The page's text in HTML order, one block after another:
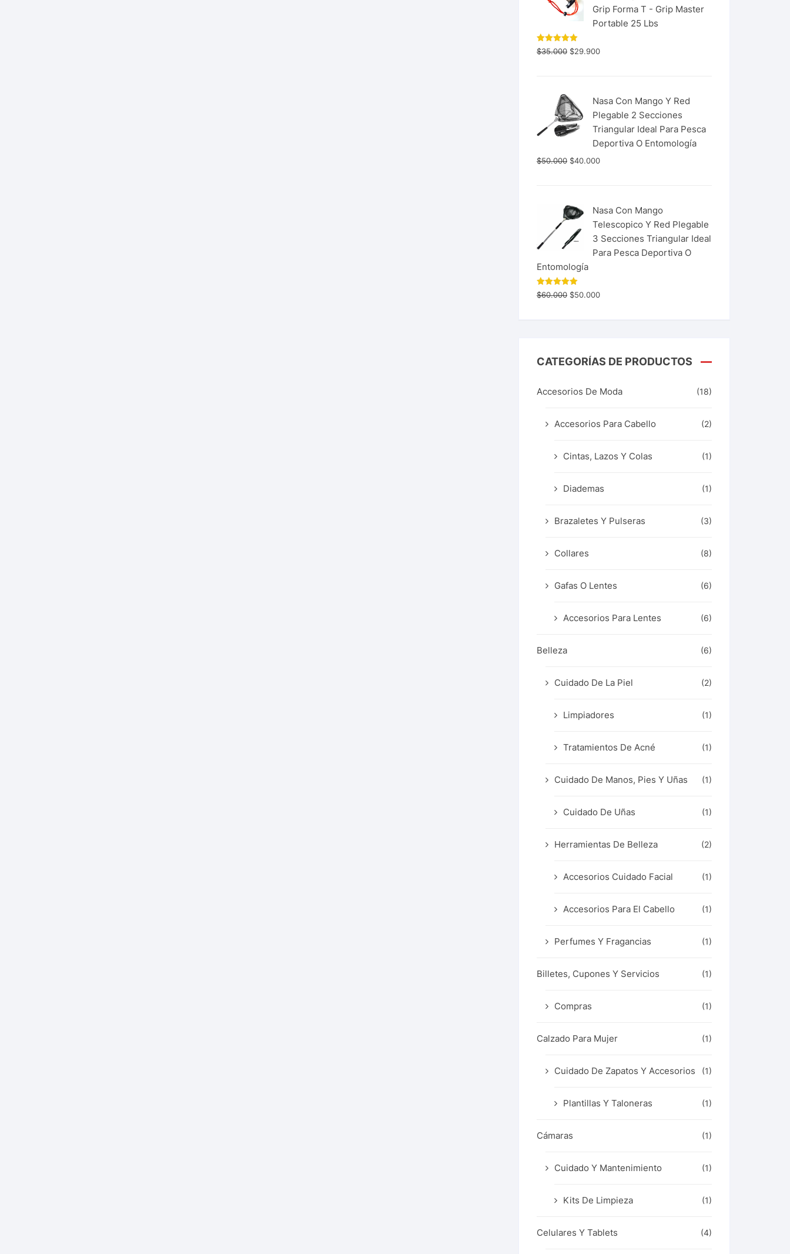
Grip Forma T - Grip Master
Portable 25 Lbs
Valorado
con 5.00
$35.000 $29.900
Nasa Con Mango Y Red
Plegable 2 Secciones
Triangular Ideal Para Pesca
Deportiva O Entomología
$50.000 $40.000
Nasa Con Mango
Telescopico Y Red Plegable
3 Secciones Triangular Ideal
Para Pesca Deportiva O
Entomología
Valorado
con 5.00
$60.000 $50.000
CATEGORÍAS DE PRODUCTOS
Accesorios De Moda (18)
Accesorios Para Cabello (2)
Cintas, Lazos Y Colas (1)
Diademas (1)
Brazaletes Y Pulseras (3)
Collares (8)
Gafas O Lentes (6)
Accesorios Para Lentes (6)
Belleza (6)
Cuidado De La Piel (2)
Limpiadores (1)
Tratamientos De Acné (1)
Cuidado De Manos, Pies Y Uñas (1)
Cuidado De Uñas (1)
Herramientas De Belleza (2)
Accesorios Cuidado Facial (1)
Accesorios Para El Cabello (1)
Perfumes Y Fragancias (1)
Billetes, Cupones Y Servicios (1)
Compras (1)
Calzado Para Mujer (1)
Cuidado De Zapatos Y Accesorios (1)
Plantillas Y Taloneras (1)
Cámaras (1)
Cuidado Y Mantenimiento (1)
Kits De Limpieza (1)
Celulares Y Tablets (4)